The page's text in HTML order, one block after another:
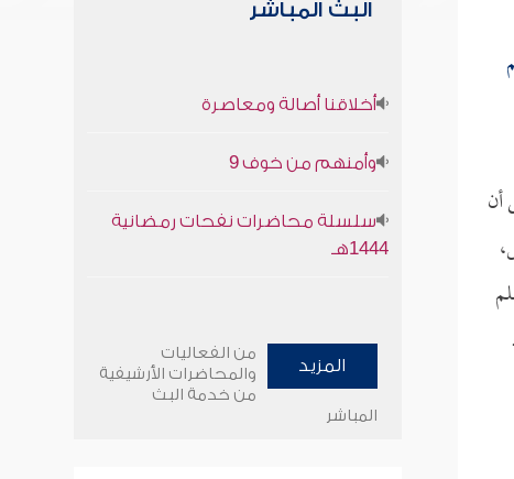
أن
البث المباشر
أخلاقنا أصالة ومعاصرة
وأمنهم من خوف 9
سلسلة محاضرات نفحات رمضانية
1444هـ
المزيد
من الفعاليات
والمحاضرات الأرشيفية
من خدمة البث
المباشر